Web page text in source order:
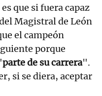
que si fuera capaz
Magistral de León
el campeón
porque
parte de su carrera".
si se diera, aceptar